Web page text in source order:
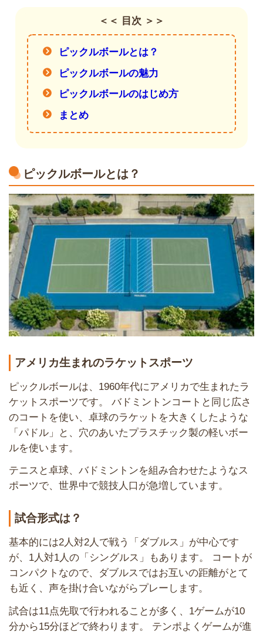
＜＜ 目次 ＞＞
ピックルボールとは？
ピックルボールの魅力
ピックルボールのはじめ方
まとめ
ピックルボールとは？
アメリカ生まれのラケットスポーツ
ピックルボールは、1960年代にアメリカで生まれたラ
ケットスポーツです。 バドミントンコートと同じ広さ
のコートを使い、卓球のラケットを大きくしたような
「パドル」と、穴のあいたプラスチック製の軽いボー
ルを使います。
テニスと卓球、バドミントンを組み合わせたようなス
ポーツで、世界中で競技人口が急増しています。
試合形式は？
基本的には2人対2人で戦う「ダブルス」が中心です
が、1人対1人の「シングルス」もあります。 コートが
コンパクトなので、ダブルスではお互いの距離がとて
も近く、声を掛け合いながらプレーします。
試合は11点先取で行われることが多く、1ゲームが10
分から15分ほどで終わります。 テンポよくゲームが進